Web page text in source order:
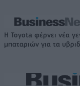
Η Toyota φέρνει νέα
μπαταριών για τα